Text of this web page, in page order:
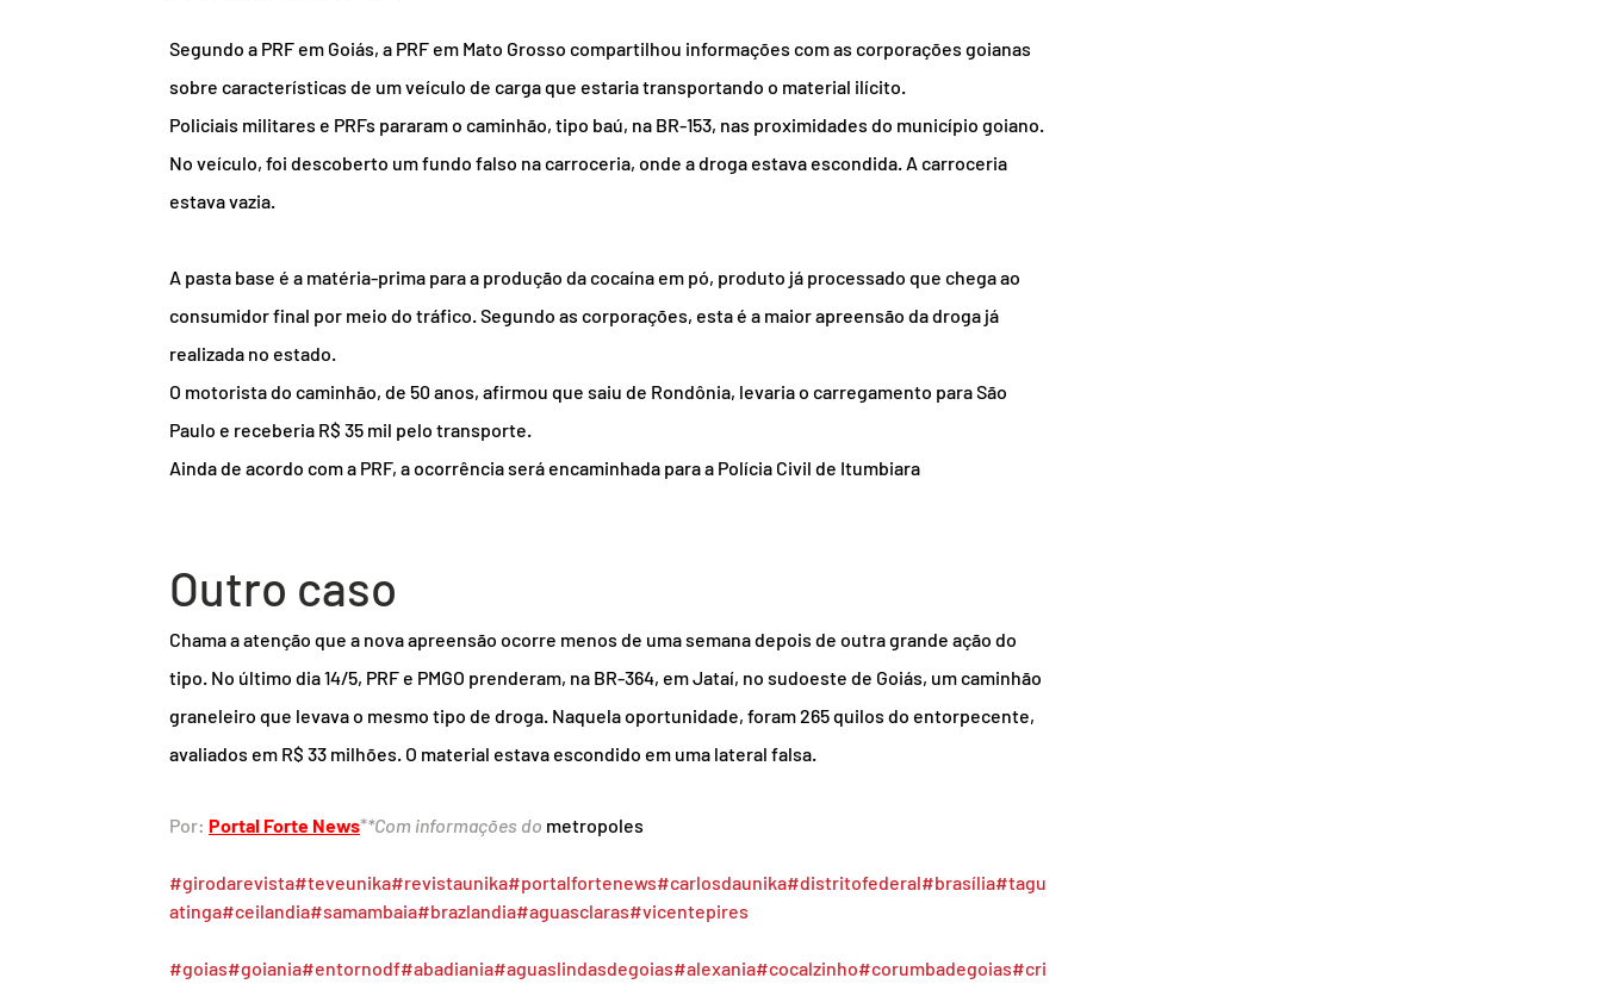
Segundo a PRF em Goiás, a PRF em Mato Grosso compartilhou informações com as corporações goianas
sobre características de um veículo de carga que estaria transportando o material ilícito.
Policiais militares e PRFs pararam o caminhão, tipo baú, na BR-153, nas proximidades do município goiano.
No veículo, foi descoberto um fundo falso na carroceria, onde a droga estava escondida. A carroceria
estava vazia.
A pasta base é a matéria-prima para a produção da cocaína em pó, produto já processado que chega ao
consumidor final por meio do tráfico. Segundo as corporações, esta é a maior apreensão da droga já
realizada no estado.
O motorista do caminhão, de 50 anos, afirmou que saiu de Rondônia, levaria o carregamento para São
Paulo e receberia R$ 35 mil pelo transporte.
Ainda de acordo com a PRF, a ocorrência será encaminhada para a Polícia Civil de Itumbiara
Outro caso
Chama a atenção que a nova apreensão ocorre menos de uma semana depois de outra grande ação do
tipo. No último dia 14/5, PRF e PMGO prenderam, na BR-364, em Jataí, no sudoeste de Goiás, um caminhão
graneleiro que levava o mesmo tipo de droga. Naquela oportunidade, foram 265 quilos do entorpecente,
avaliados em R$ 33 milhões. O material estava escondido em uma lateral falsa.
Por: Portal Forte News**Com informações do metropoles
#girodarevista#teveunika#revistaunika#portalfortenews#carlosdaunika#distritofederal#brasília#tagu
atinga#ceilandia#samambaia#brazlandia#aguasclaras#vicentepires
#goias#goiania#entornodf#abadiania#aguaslindasdegoias#alexania#cocalzinho#corumbadegoias#cri